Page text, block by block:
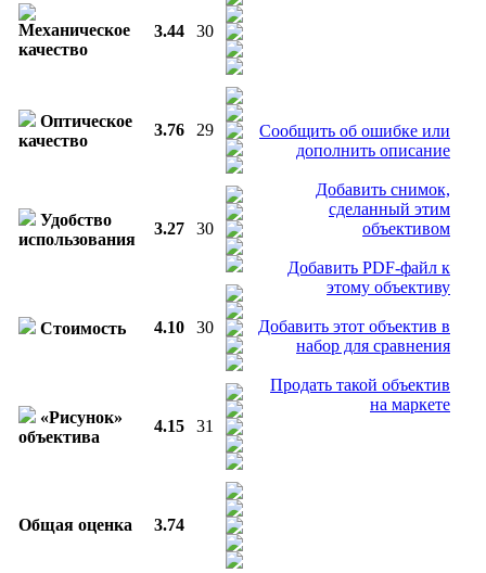
Механическое
качество
3.44 30
Оптическое
качество
3.76 29
Удобство
использования
3.27 30
Стоимость 4.10 30
«Рисунок»
объектива
4.15 31
Общая оценка 3.74
Сообщить об ошибке или
дополнить описание
Добавить снимок,
сделанный этим
объективом
Добавить PDF-файл к
этому объективу
Добавить этот объектив в
набор для сравнения
Продать такой объектив
на маркете